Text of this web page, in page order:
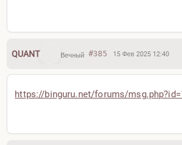
QUANT Вечный #385 15 Фев 2025 12:40
https://binguru.net/forums/m